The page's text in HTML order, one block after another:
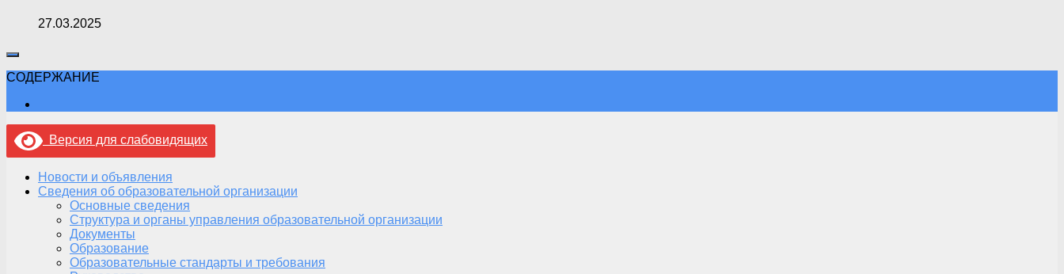
27.03.2025
СОДЕРЖАНИЕ
Версия для слабовидящих
Новости и объявления
Сведения об образовательной организации
Основные сведения
Структура и органы управления образовательной организации
Документы
Образование
Образовательные стандарты и требования